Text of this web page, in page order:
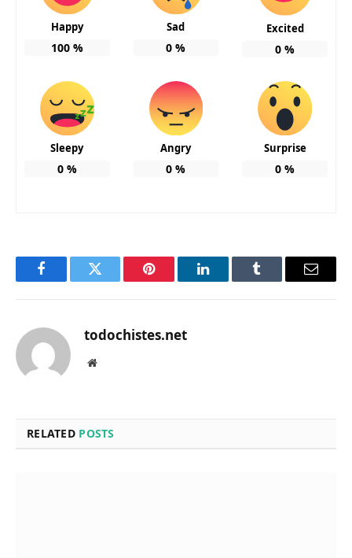
Happy
100%
Sad
0 %
Excited
0 %
Sleepy
0%
Angry
0 %
Surprise
0 %
FacebookTwitter Pinterest LinkedInTumblr Email
todochistes.net
Website
RELATED POSTS